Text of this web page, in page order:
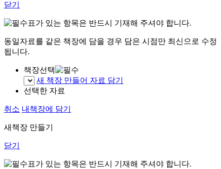
닫기
표가 있는 항목은 반드시 기재해 주셔야 합니다.
동일자료를 같은 책장에 담을 경우 담은 시점만 최신으로 수정
됩니다.
책장선택
새 책장 만들어 자료 담기
선택한 자료
취소 내책장에 담기
새책장 만들기
닫기
표가 있는 항목은 반드시 기재해 주셔야 합니다.